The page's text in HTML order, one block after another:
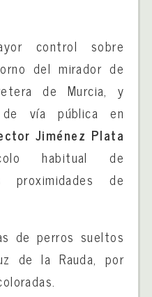
control sobre
del mirador de
de Murcia, y
vía pública en
Jiménez Plata
habitual de
de
de perros sueltos
de la Rauda, por